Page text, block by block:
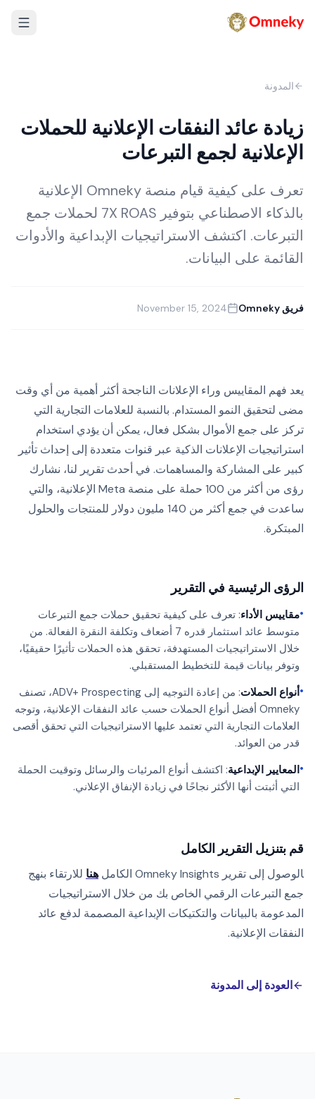
المدونة
زيادة عائد النفقات الإعلانية للحملات
الإعلانية لجمع التبرعات
تعرف على كيفية قيام منصة Omneky الإعلانية
بالذكاء الاصطناعي بتوفير 7X ROAS لحملات جمع
التبرعات. اكتشف الاستراتيجيات الإبداعية والأدوات
القائمة على البيانات.
فريق Omneky November 15, 2024
يعد فهم المقاييس وراء الإعلانات الناجحة أكثر أهمية من أي وقت
مضى لتحقيق النمو المستدام. بالنسبة للعلامات التجارية التي
تركز على جمع الأموال بشكل فعال، يمكن أن يؤدي استخدام
استراتيجيات الإعلانات الذكية عبر قنوات متعددة إلى إحداث تأثير
كبير على المشاركة والمساهمات. في أحدث تقرير لنا، نشارك
رؤى من أكثر من 100 حملة على منصة Meta الإعلانية، والتي
ساعدت في جمع أكثر من 140 مليون دولار للمنتجات والحلول
المبتكرة.
الرؤى الرئيسية في التقرير
•مقاييس الأداء: تعرف على كيفية تحقيق حملات جمع التبرعات
متوسط عائد استثمار قدره 7 أضعاف وتكلفة النقرة الفعالة. من
خلال الاستراتيجيات المستهدفة، تحقق هذه الحملات تأثيرًا حقيقيًا،
وتوفر بيانات قيمة للتخطيط المستقبلي.
•أنواع الحملات
: من إعادة التوجيه إلى ADV+ Prospecting، تصنف
Omneky أفضل أنواع الحملات حسب عائد النفقات الإعلانية، وتوجه
العلامات التجارية التي تعتمد عليها الاستراتيجيات التي تحقق أقصى
قدر من العوائد.
•المعايير الإبداعية: اكتشف أنواع المرئيات والرسائل وتوقيت الحملة
التي أثبتت أنها الأكثر نجاحًا في زيادة الإنفاق الإعلاني.
قم بتنزيل التقرير الكامل
الوصول إلى تقرير Omneky Insights الكامل هنا للارتقاء بنهج
جمع التبرعات الرقمي الخاص بك من خلال الاستراتيجيات
المدعومة بالبيانات والتكتيكات الإبداعية المصممة لدفع عائد
النفقات الإعلانية.
العودة إلى المدونة